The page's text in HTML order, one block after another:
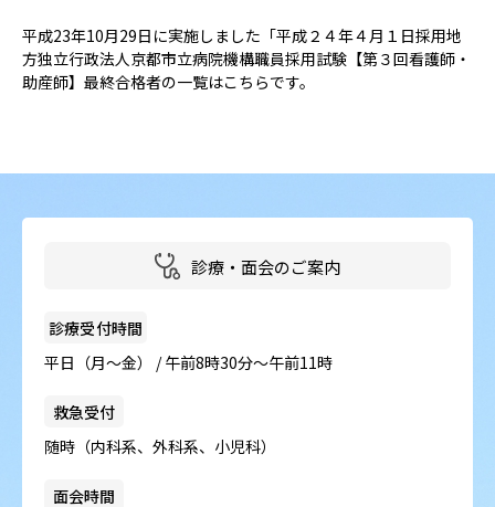
病院の概要
ご意見箱
平成23年10月29日に実施しました「平成２４年４月１日採用地
方独立行政法人京都市立病院機構職員採用試験【第３回看護師・
助産師】最終合格者の一覧はこちらです。
診療・面会のご案内
診療受付時間
平日（月～金） / 午前8時30分～午前11時
救急受付
随時（内科系、外科系、小児科）
面会時間